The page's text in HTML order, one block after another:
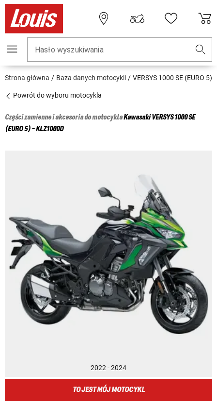
Hasło wyszukiwania
Strona główna Baza danych motocykli VERSYS 1000 SE (EURO 5)
Powrót do wyboru motocykla
Części zamienne i akcesoria do motocyklaKawasakiVERSYS 1000 SE
(EURO 5) - KLZ1000D
2022 - 2024
TO JEST MÓJ MOTOCYKL